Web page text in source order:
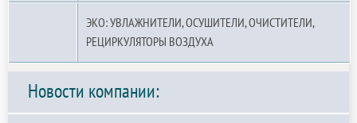
ЭКО: УВЛАЖНИТЕЛИ, ОСУШИТЕЛИ, ОЧИСТИТЕЛИ,
РЕЦИРКУЛЯТОРЫ ВОЗДУХА
Новости компании: